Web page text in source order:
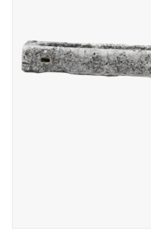
Elemente